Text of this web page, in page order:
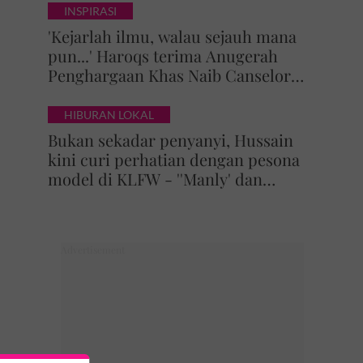
INSPIRASI
'Kejarlah ilmu, walau sejauh mana
pun...' Haroqs terima Anugerah
Penghargaan Khas Naib Canselor
HIBURAN LOKAL
Bukan sekadar penyanyi, Hussain
kini curi perhatian dengan pesona
model di KLFW - ''Manly' dan